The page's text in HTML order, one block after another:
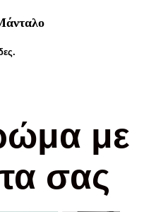
με
σας